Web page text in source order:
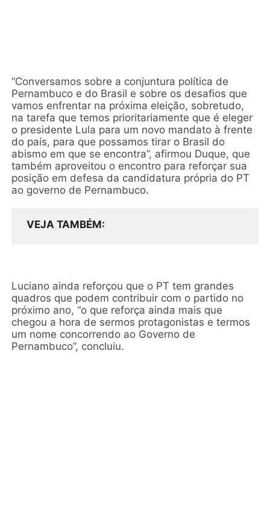
“Conversamos sobre a conjuntura política de
Pernambuco e do Brasil e sobre os desafios que
vamos enfrentar na próxima eleição, sobretudo,
na tarefa que temos prioritariamente que é eleger
o presidente Lula para um novo mandato à frente
do país, para que possamos tirar o Brasil do
abismo em que se encontra”, afirmou Duque, que
também aproveitou o encontro para reforçar sua
posição em defesa da candidatura própria do PT
ao governo de Pernambuco.
VEJA TAMBÉM
Luciano ainda reforçou que o PT tem grandes
quadros que podem contribuir com o partido no
próximo ano, “o que reforça ainda mais que
chegou a hora de sermos protagonistas e termos
um nome concorrendo ao Governo de
Pernambuco”, concluiu.